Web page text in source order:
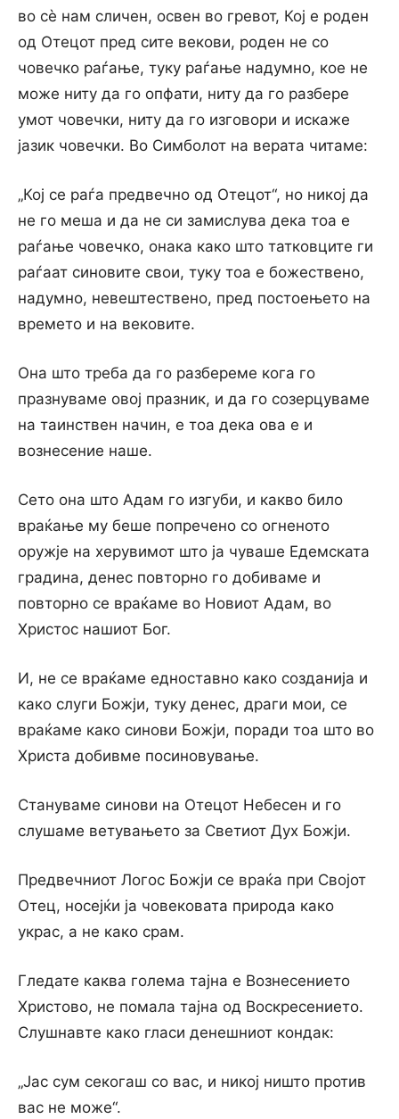
во сè нам сличен, освен во гревот, Кој е роден
од Отецот пред сите векови, роден не со
човечко раѓање, туку раѓање надумно, кое не
може ниту да го опфати, ниту да го разбере
умот човечки, ниту да го изговори и искаже
јазик човечки. Во Симболот на верата читаме:
„Кој се раѓа предвечно од Отецот“, но никој да
не го меша и да не си замислува дека тоа е
раѓање човечко, онака како што татковците ги
раѓаат синовите свои, туку тоа е божествено,
надумно, невештествено, пред постоењето на
времето и на вековите.
Она што треба да го разбереме кога го
празнуваме овој празник, и да го созерцуваме
на таинствен начин, е тоа дека ова е и
вознесение наше.
Сето она што Адам го изгуби, и какво било
враќање му беше попречено со огненото
оружје на херувимот што ја чуваше Едемската
градина, денес повторно го добиваме и
повторно се враќаме во Новиот Адам, во
Христос нашиот Бог.
И, не се враќаме едноставно како созданија и
како слуги Божји, туку денес, драги мои, се
враќаме како синови Божји, поради тоа што во
Христа добивме посиновување.
Стануваме синови на Отецот Небесен и го
слушаме ветувањето за Светиот Дух Божји.
Предвечниот Логос Божји се враќа при Својот
Отец, носејќи ја човековата природа како
украс, а не како срам.
Гледате каква голема тајна е Вознесението
Христово, не помала тајна од Воскресението.
Слушнавте како гласи денешниот кондак:
„Јас сум секогаш со вас, и никој ништо против
вас не може“.